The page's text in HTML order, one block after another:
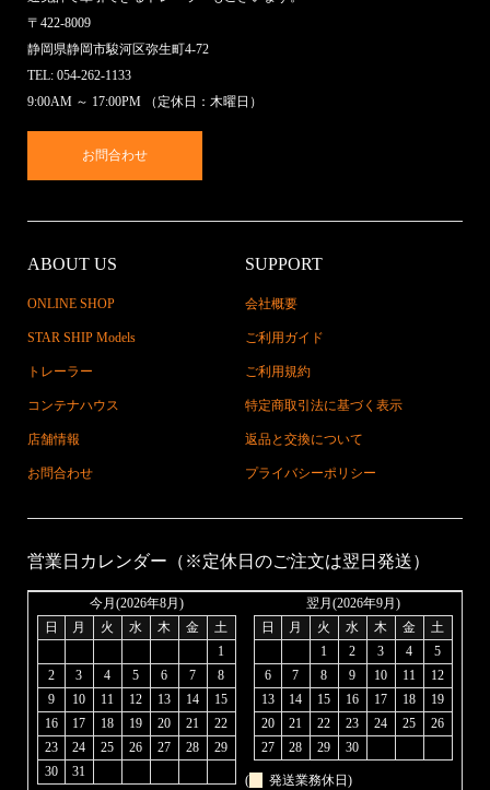
〒422-8009
静岡県静岡市駿河区弥生町4-72
TEL: 054-262-1133
9:00AM ～ 17:00PM （定休日：木曜日）
お問合わせ
ABOUT US
ONLINE SHOP
STAR SHIP Models
トレーラー
コンテナハウス
店舗情報
お問合わせ
SUPPORT
会社概要
ご利用ガイド
ご利用規約
特定商取引法に基づく表示
返品と交換について
プライバシーポリシー
営業日カレンダー（※定休日のご注文は翌日発送）
今月(2026年8月)
日
月 火 水 木 金
土
1
2
3 4 5 6 7
8
9
10 11 12 13 14
15
16
17 18 19 20 21
22
23
24 25 26 27 28
29
30
31
翌月(2026年9月)
日
月 火 水 木 金
土
1
2 3 4
5
6
7 8 9 10 11
12
13
14 15 16 17 18
19
20
21 22 23 24 25
26
27
28 29 30
( 発送業務休日)